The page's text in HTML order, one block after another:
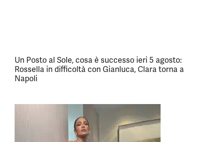
Un Posto al Sole, cosa è successo ieri 5 agosto:
Rossella in difficoltà con Gianluca, Clara torna a
Napoli